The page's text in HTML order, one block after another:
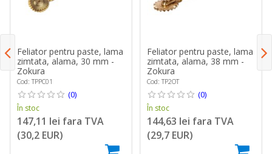
Feliator pentru paste, lama
zimtata, alama, 30 mm -
Zokura
Cod: TPPC01
(0)
În stoc
147,11 lei fara TVA
(30,2 EUR)
Feliator pentru paste, lama
zimtata, alama, 38 mm -
Zokura
Cod: TP2OT
(0)
În stoc
144,63 lei fara TVA
(29,7 EUR)